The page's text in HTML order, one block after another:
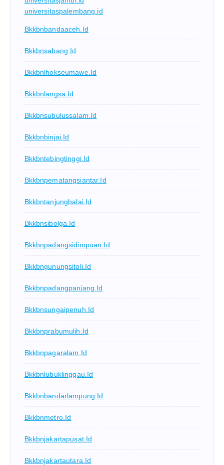
universitaspalembang.id
Bkkbnbandaaceh.id
Bkkbnsabang.id
Bkkbnlhokseumawe.id
Bkkbnlangsa.id
Bkkbnsubulussalam.id
Bkkbnbinjai.id
Bkkbntebingtinggi.id
Bkkbnpematangsiantar.id
Bkkbntanjungbalai.id
Bkkbnsibolga.id
Bkkbnpadangsidimpuan.id
Bkkbngunungsitoli.id
Bkkbnpadangpanjang.id
Bkkbnsungaipenuh.id
Bkkbnprabumulih.id
Bkkbnpagaralam.id
Bkkbnlubuklinggau.id
Bkkbnbandarlampung.id
Bkkbnmetro.id
Bkkbnjakartapusat.id
Bkkbnjakartautara.id